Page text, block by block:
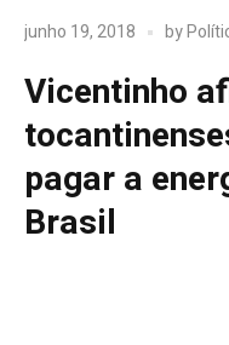
junho 19, 2018 by
Vicentinho
pagar a
Brasil